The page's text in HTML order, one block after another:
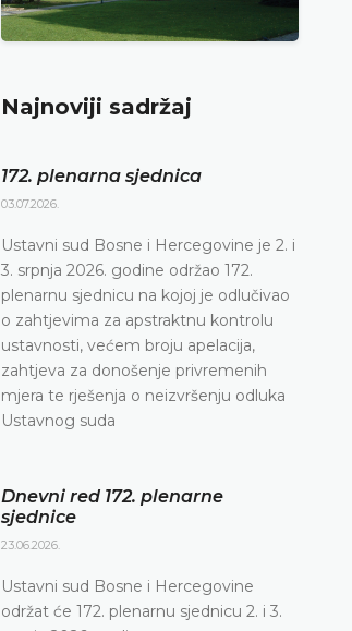
Najnoviji sadržaj
172. plenarna sjednica
03.07.2026.
Ustavni sud Bosne i Hercegovine je 2. i
3. srpnja 2026. godine održao 172.
plenarnu sjednicu na kojoj je odlučivao
o zahtjevima za apstraktnu kontrolu
ustavnosti, većem broju apelacija,
zahtjeva za donošenje privremenih
mjera te rješenja o neizvršenju odluka
Ustavnog suda
Dnevni red 172. plenarne
sjednice
23.06.2026.
Ustavni sud Bosne i Hercegovine
održat će 172. plenarnu sjednicu 2. i 3.